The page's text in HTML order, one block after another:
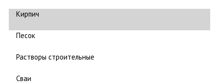
Кирпич
Песок
Растворы строительные
Сваи